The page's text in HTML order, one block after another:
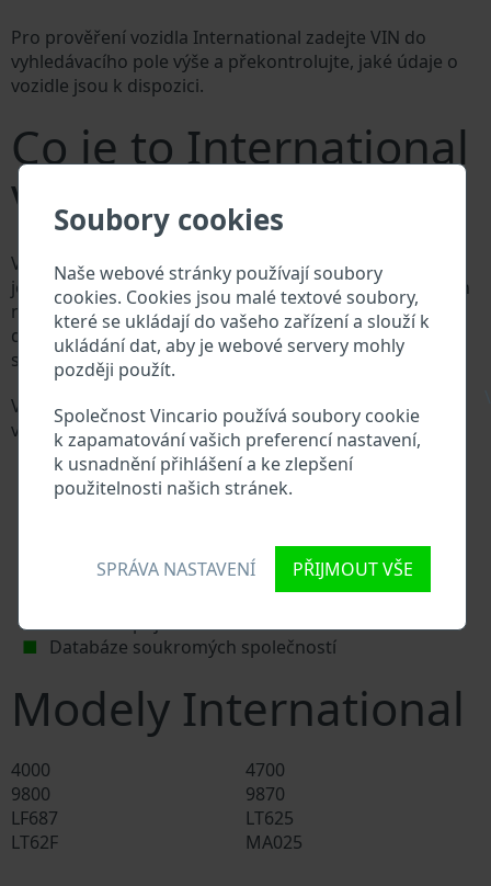
Soubory cookies
Naše webové stránky používají soubory
cookies. Cookies jsou malé textové soubory,
které se ukládají do vašeho zařízení a slouží k
ukládání dat, aby je webové servery mohly
později použít.
Společnost Vincario používá soubory cookie
k zapamatování vašich preferencí nastavení,
k usnadnění přihlášení a ke zlepšení
použitelnosti našich stránek.
SPRÁVA NASTAVENÍ PŘIJMOUT VŠE
Pro prověření vozidla International zadejte VIN do
vyhledávacího pole výše a překontrolujte, jaké údaje o
vozidle jsou k dispozici.
Co je to International
VIN?
Výrobce vozů International přiděluje každému vozidlu
jedinečné identifikační číslo zvané Vehicle Identification
number (VIN). VIN se skládá ze znaků a čísel o celkové
délce 17 znaků, do kterých ze zakódovaná základní
specifikaci vozidla.
Všechny databáze v automobilovém průmyslu
vyhledávají prostřednictvím VIN:
Databáze výrobce International
Databáze dovozců/vývozců International
Databáze prodejců International
Národní registr vozidel
Databáze soukromých společností
Modely International
4000
4700
9800
9870
LF687
LT625
LT62F
MA025